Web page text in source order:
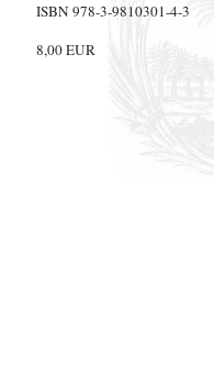
ISBN 978-3-9810301-4-3
8,00 EUR